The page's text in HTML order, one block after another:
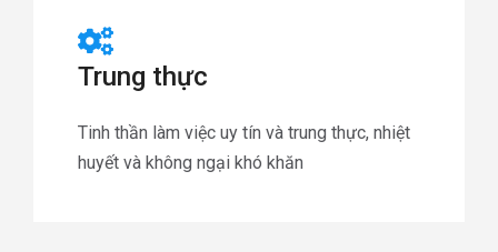
Trung thực
Tinh thần làm việc uy tín và trung thực, nhiệt
huyết và không ngại khó khăn